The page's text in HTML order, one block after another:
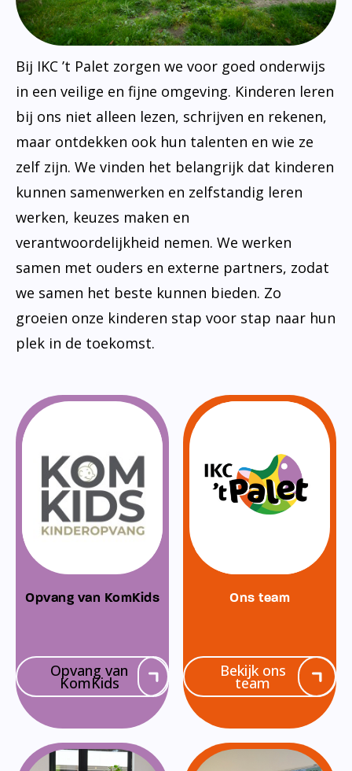
Bij IKC ’t Palet zorgen we voor goed onderwijs
in een veilige en fijne omgeving. Kinderen leren
bij ons niet alleen lezen, schrijven en rekenen,
maar ontdekken ook hun talenten en wie ze
zelf zijn. We vinden het belangrijk dat kinderen
kunnen samenwerken en zelfstandig leren
werken, keuzes maken en
verantwoordelijkheid nemen. We werken
samen met ouders en externe partners, zodat
we samen het beste kunnen bieden. Zo
groeien onze kinderen stap voor stap naar hun
plek in de toekomst.
Opvang van KomKids
Opvang van
KomKids
Ons team
Bekijk ons
team